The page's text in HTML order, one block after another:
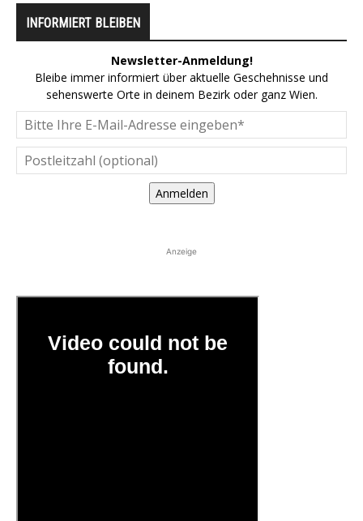
INFORMIERT BLEIBEN
Newsletter-Anmeldung!
Bleibe immer informiert über aktuelle Geschehnisse und
sehenswerte Orte in deinem Bezirk oder ganz Wien.
Anmelden
Anzeige